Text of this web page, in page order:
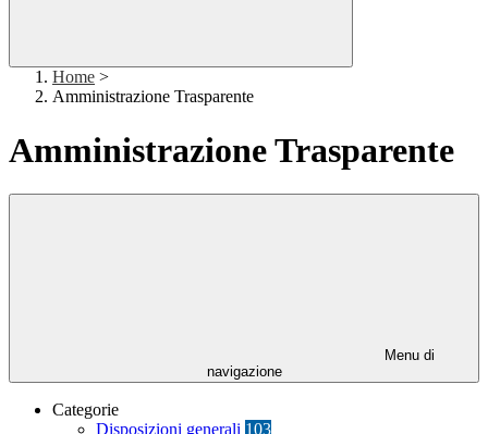
Home >
Amministrazione Trasparente
Amministrazione Trasparente
Menu di
navigazione
Categorie
Disposizioni generali 103